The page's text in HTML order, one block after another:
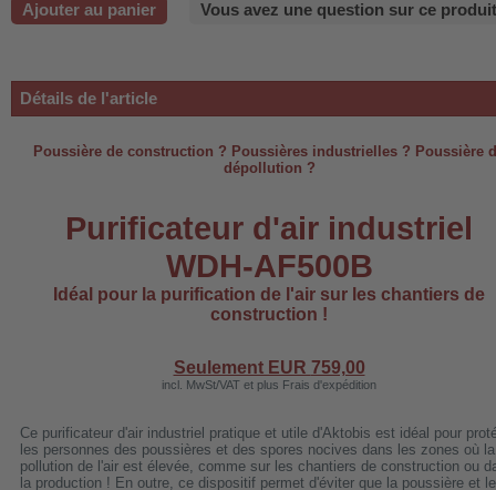
Ajouter au panier Vous avez une question sur ce
Détails de l'article
Poussière de construction ? Poussières industrielles ? Poussière
dépollution ?
Purificateur d'air industriel
WDH-AF500B
Idéal pour la purification de l'air sur les chantiers de
construction !
Seulement EUR 759,00
incl. MwSt/VAT et plus Frais d'expédition
Ce purificateur d'air industriel pratique et utile d'Aktobis est idéal pour
les personnes des poussières et des spores nocives dans les zones où la
pollution de l'air est élevée, comme sur les chantiers de construction ou
la production ! En outre, ce dispositif permet d'éviter que la poussière et